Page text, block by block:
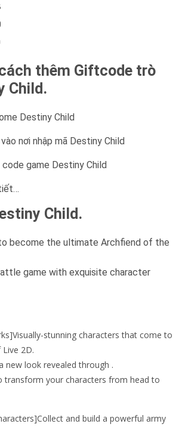
thêm Giftcode trò
Child.
Destiny Child
nơi nhập mã Destiny Child
game Destiny Child
Child.
become the ultimate Archfiend of the
game with exquisite character
stunning characters that come to
2D.
new look revealed through .
transform your characters from head to
and build a powerful army